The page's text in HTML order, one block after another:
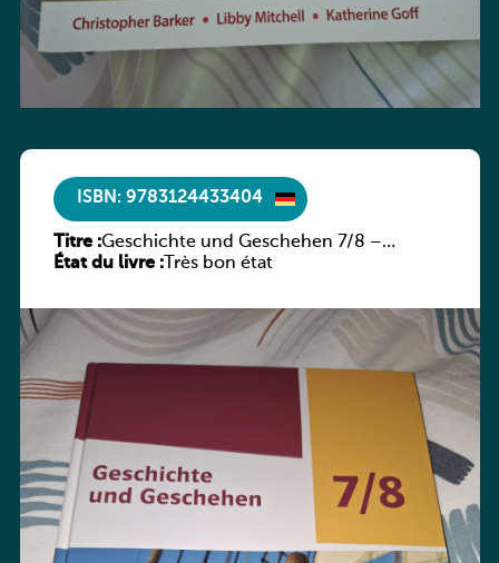
ISBN: 9783124433404
Titre :Geschichte und Geschehen 7/8 –
Rheinland-Pfalz
État du livre :Très bon état